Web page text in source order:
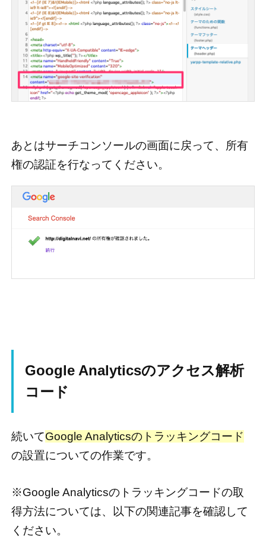
あとはサーチコンソールの画面に戻って、所有
権の認証を行なってください。
Google Analyticsのアクセス解析
コード
続いてGoogle Analyticsのトラッキングコード
の設置についての作業です。
※Google Analyticsのトラッキングコードの取
得方法については、以下の関連記事を確認して
ください。